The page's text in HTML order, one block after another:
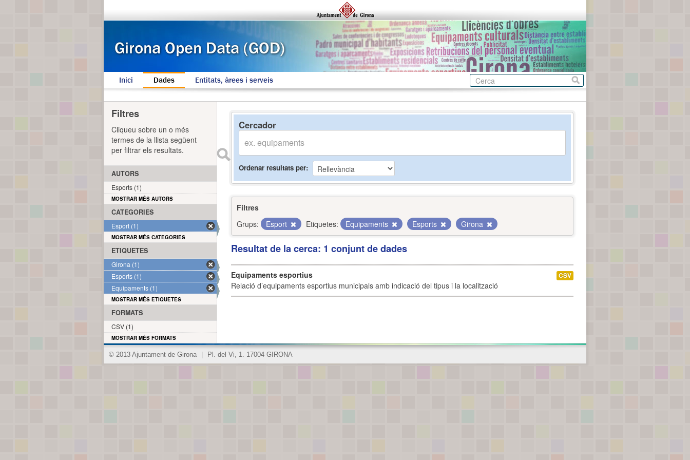
Inici Dades Entitats, àrees i serveis
Cercador
Ordenar resultats per
Filtres
Grups:
Esport Etiquetes: Equipaments Esports Girona
Resultat de la cerca: 1 conjunt de dades
Equipaments esportius
Relació d’equipaments esportius municipals amb indicació del tipus i la localització
CSV
Filtres
Cliqueu sobre un o més
termes de la llista següent
per filtrar els resultats.
AUTORS
Esports (1)
MOSTRAR MÉS AUTORS
CATEGORIES
Esport (1)
MOSTRAR MÉS CATEGORIES
ETIQUETES
Girona (1)
Esports (1)
Equipaments (1)
MOSTRAR MÉS ETIQUETES
FORMATS
CSV (1)
MOSTRAR MÉS FORMATS
© 2013 Ajuntament de Girona Pl. del Vi, 1. 17004 GIRONA